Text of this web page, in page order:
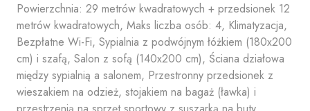
Powierzchnia: 29 metrów kwadratowych + przedsionek 12
metrów kwadratowych, Maks liczba osób: 4, Klimatyzacja,
Bezpłatne Wi-Fi, Sypialnia z podwójnym łóżkiem (180x200
cm) i szafą, Salon z sofą (140x200 cm), Ściana działowa
między sypialnią a salonem, Przestronny przedsionek z
wieszakiem na odzież, stojakiem na bagaż (ławka) i